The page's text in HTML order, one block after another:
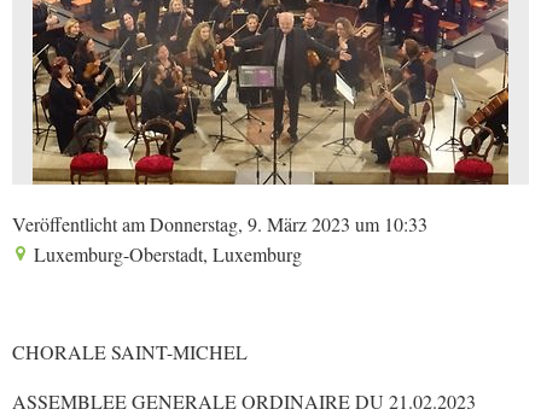
Veröffentlicht am Donnerstag, 9. März 2023 um 10:33
Luxemburg-Oberstadt, Luxemburg
CHORALE SAINT-MICHEL
ASSEMBLEE GENERALE ORDINAIRE DU 21.02.2023